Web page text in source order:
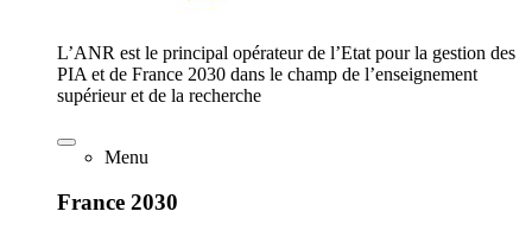
L’ANR est le principal opérateur de l’Etat pour la gestion des
PIA et de France 2030 dans le champ de l’enseignement
supérieur et de la recherche
Menu
France 2030